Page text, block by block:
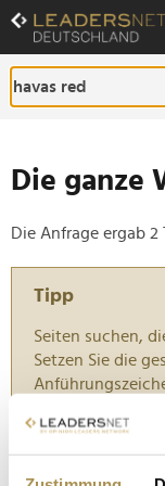
Zum
Inhalt
Zur
Fußzeilen-
Navigation
Die ganze
Die Anfrage ergab 2
Tipp
Seiten suchen,
Setzen Sie die
Havas Germany
Wachstum an